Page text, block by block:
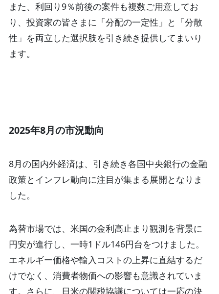
また、利回り9％前後の案件も複数ご用意してお
り、投資家の皆さまに「分配の一定性」と「分散
性」を両立した選択肢を引き続き提供してまいり
ます。
2025年8月の市況動向
8月の国内外経済は、引き続き各国中央銀行の金融
政策とインフレ動向に注目が集まる展開となりま
した。
為替市場では、米国の金利高止まり観測を背景に
円安が進行し、一時1ドル146円台をつけました。
エネルギー価格や輸入コストの上昇に直結するだ
けでなく、消費者物価への影響も意識されていま
す。さらに、日米の関税協議については一応の決